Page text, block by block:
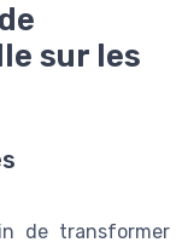
sur les
de transformer